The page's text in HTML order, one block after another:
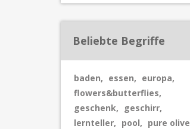
Beliebte Begriffe
baden, essen, europa,
flowers&butterflies,
geschenk, geschirr,
lernteller, pool, pure olive